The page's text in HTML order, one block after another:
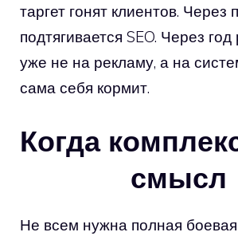
таргет гонят клиентов. Через
подтягивается SEO. Через
уже не на рекламу, а на
сама себя кормит.
Когда
смысл
Не всем нужна полная боевая